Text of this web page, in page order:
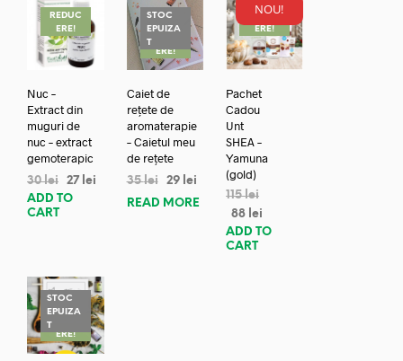
REDUC
ERE!
Nuc –
Extract din
muguri de
nuc – extract
gemoterapic
30lei 27 lei
ADD TO
CART
STOC
EPUIZA
TREDUC
ERE!
Caiet de
rețete de
aromaterapie
– Caietul meu
de rețete
35lei 29 lei
READ MORE
NOU!
REDUC
ERE!
Pachet
Cadou
Unt
SHEA –
Yamuna
(gold)
115lei
88 lei
ADD TO
CART
STOC
EPUIZA
TREDUC
ERE!